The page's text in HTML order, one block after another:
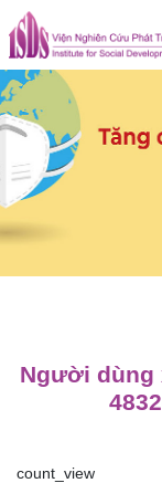
Skip
to
content
Người dùng
count_view